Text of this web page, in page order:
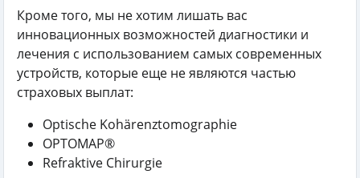
Кроме того, мы не хотим лишать вас
инновационных возможностей диагностики и
лечения с использованием самых современных
устройств, которые еще не являются частью
страховых выплат:
Optische Kohärenztomographie
OPTOMAP®
Refraktive Chirurgie